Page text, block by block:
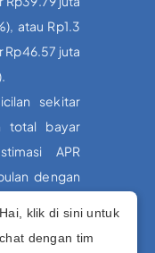
atau Rp1.3
Rp46.57 juta
sekitar
total bayar
APR
dengan
estimasi
Hai, klik di sini untuk
chat dengan tim